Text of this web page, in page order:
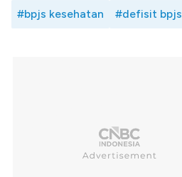
#bpjs kesehatan #defisit bpjs